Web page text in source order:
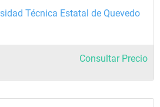
Técnica Estatal de Quevedo
Consultar Precio